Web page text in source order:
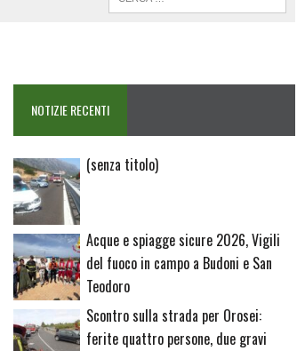
NOTIZIE RECENTI
(senza titolo)Articolo
Acque e spiagge sicure 2026, Vigili
del fuoco in campo a Budoni e San
Teodoro
Scontro sulla strada per Orosei:
ferite quattro persone, due gravi